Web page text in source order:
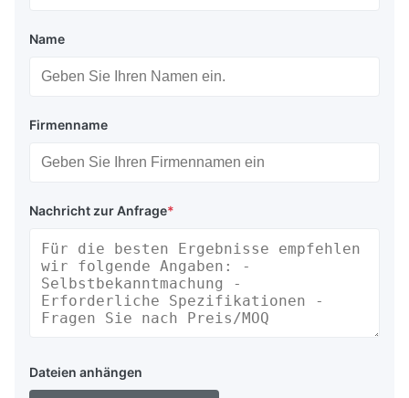
Name
Firmenname
Nachricht zur Anfrage*
Dateien anhängen